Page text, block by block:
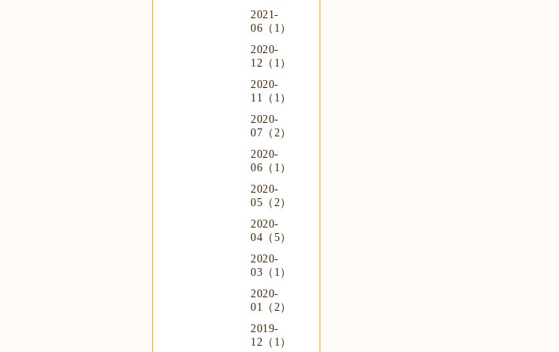
2021-
06（1）
2020-
12（1）
2020-
11（1）
2020-
07（2）
2020-
06（1）
2020-
05（2）
2020-
04（5）
2020-
03（1）
2020-
01（2）
2019-
12（1）